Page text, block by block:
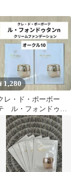
1,280
レ・ド・ポーボー
ル・フォンドゥタ
ンn オークル10 2包